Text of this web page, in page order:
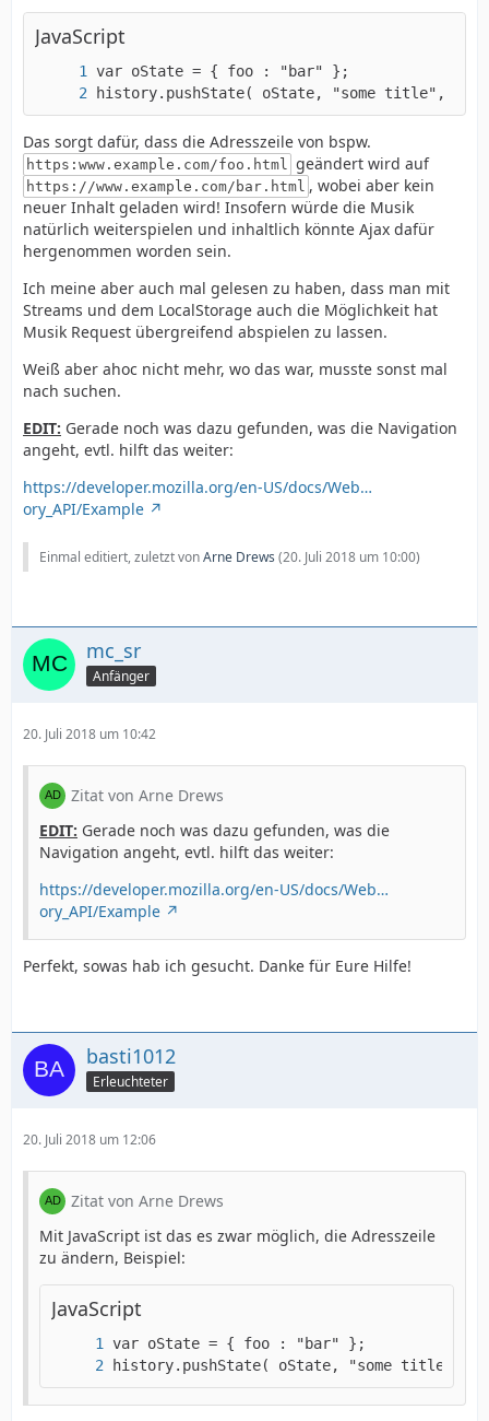
JavaScript
history.pushState( oState, "some title",
Das sorgt dafür, dass die Adresszeile von bspw.
https:www.example.com/foo.html geändert wird auf
https://www.example.com/bar.html , wobei aber kein
neuer Inhalt geladen wird! Insofern würde die Musik
natürlich weiterspielen und inhaltlich könnte Ajax dafür
hergenommen worden sein.
Ich meine aber auch mal gelesen zu haben, dass man mit
Streams und dem LocalStorage auch die Möglichkeit hat
Musik Request übergreifend abspielen zu lassen.
Weiß aber ahoc nicht mehr, wo das war, musste sonst mal
nach suchen.
EDIT: Gerade noch was dazu gefunden, was die Navigation
angeht, evtl. hilft das weiter:
https://developer.mozilla.org/en-US/docs/Web…
ory_API/Example
Einmal editiert, zuletzt vonArne Drews (20. Juli 2018 um 10:00)
mc_sr
Anfänger
20. Juli 2018 um 10:42
Zitat von Arne Drews
EDIT: Gerade noch was dazu gefunden, was die
Navigation angeht, evtl. hilft das weiter:
https://developer.mozilla.org/en-US/docs/Web…
ory_API/Example
Perfekt, sowas hab ich gesucht. Danke für Eure Hilfe!
basti1012
Erleuchteter
20. Juli 2018 um 12:06
Zitat von Arne Drews
Mit JavaScript ist das es zwar möglich, die Adresszeile
zu ändern, Beispiel:
JavaScript
history.pushState( oState, "some title",